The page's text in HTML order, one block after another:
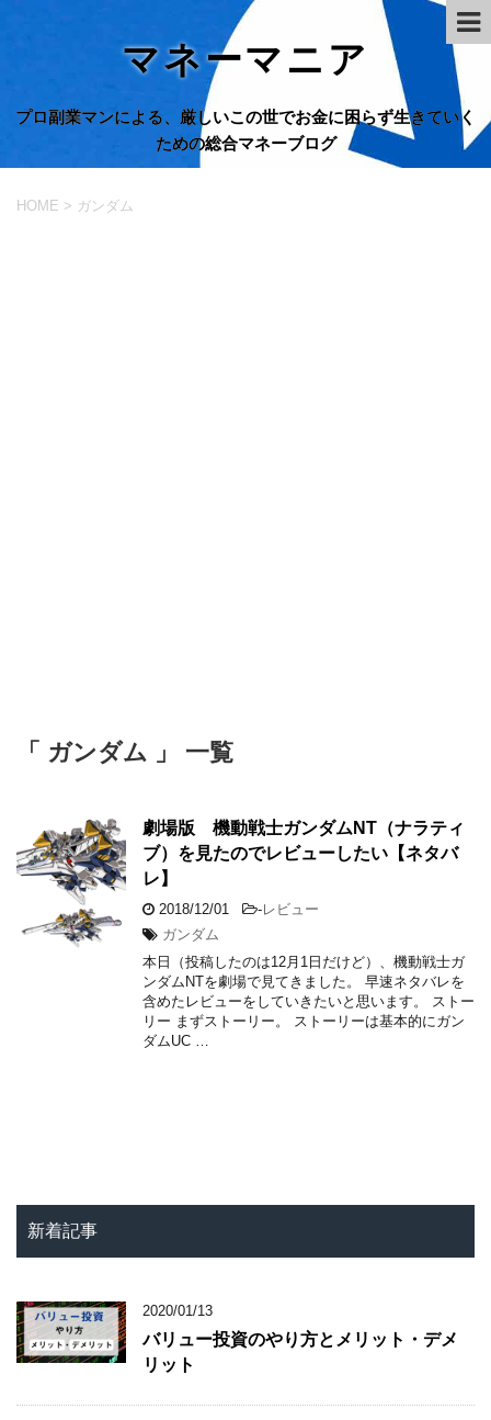
マネーマニア
プロ副業マンによる、厳しいこの世でお金に困らず生きていく
ための総合マネーブログ
HOME > ガンダム
「 ガンダム 」 一覧
劇場版 機動戦士ガンダムNT（ナラティ
ブ）を見たのでレビューしたい【ネタバ
レ】
2018/12/01 -レビュー
ガンダム
本日（投稿したのは12月1日だけど）、機動戦士ガ
ンダムNTを劇場で見てきました。 早速ネタバレを
含めたレビューをしていきたいと思います。 ストー
リー まずストーリー。 ストーリーは基本的にガン
ダムUC …
新着記事
2020/01/13
バリュー投資のやり方とメリット・デメ
リット